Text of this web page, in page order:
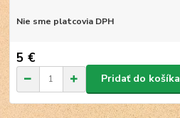
Nie sme platcovia DPH
5 €
Pridať do košíka